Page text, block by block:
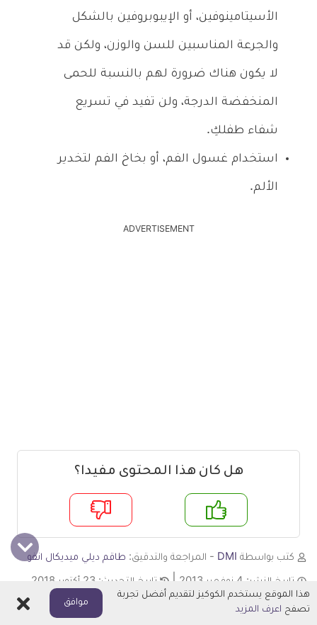
الأسيتامينوفين، أو الإيبوبروفين بالشكل
والجرعة المناسبين للسن والوزن، ولكن قد
لا يكون هناك ضرورة لهم بالنسبة للحمى
المنخفضة الدرجة، ولن تفيد في تسريع
شفاء طفلكِ.
استخدام غسول الفم، أو بخاخ الفم لتخدير
الألم.
ADVERTISEMENT
هل كان هذا المحتوى مفيدا؟
لا
كتب بواسطة DMI - المراجعة والتدقيق: طاقم ديلي ميديكال انفو
تاريخ النشر: 4 نوفمبر 2013 تاريخ التحديث: 23 أكتوبر 2018
عرض المزيد
هذا الموقع يستخدم الكوكيز لتقديم أفضل تجربة
تصفح اعرف المزيد
موافق اغلاق